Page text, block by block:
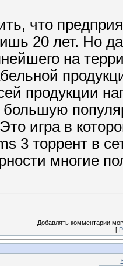
что
20 лет. Но
на
продукции
игра в
3 торрент в
многие
Добавлять комментарии
[